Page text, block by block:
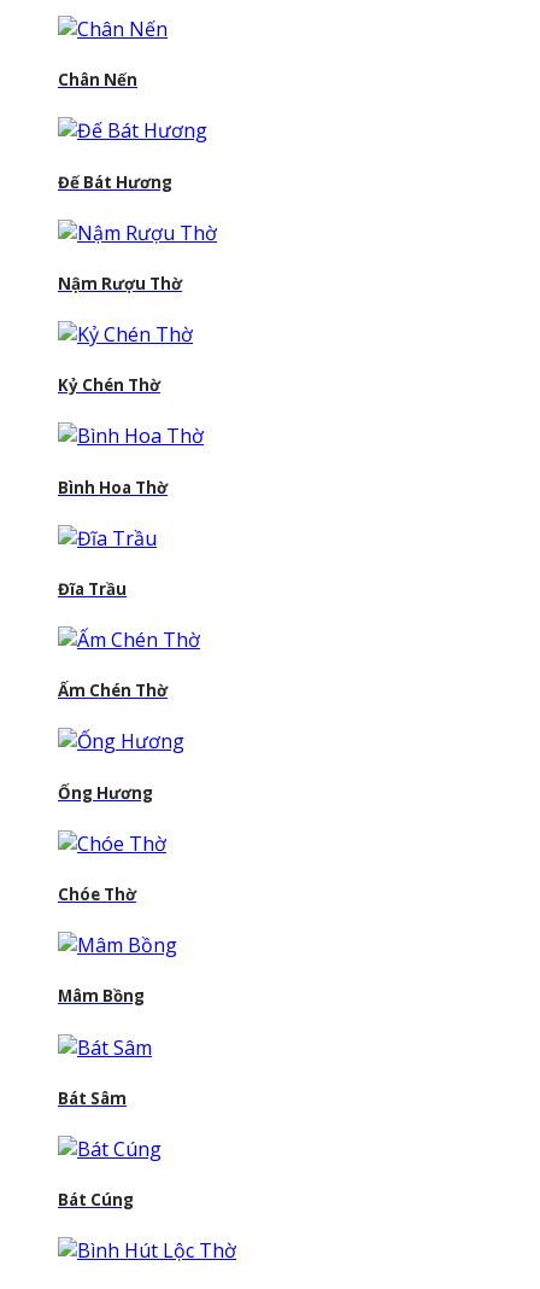
Chân Nến
Đế Bát Hương
Nậm Rượu Thờ
Kỷ Chén Thờ
Bình Hoa Thờ
Đĩa Trầu
Ấm Chén Thờ
Ống Hương
Chóe Thờ
Mâm Bồng
Bát Sâm
Bát Cúng